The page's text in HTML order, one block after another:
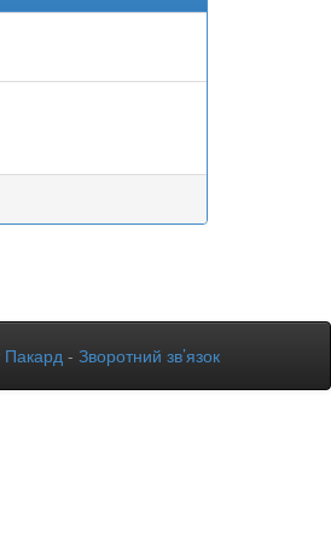
Пакард- Зворотний зв’язок